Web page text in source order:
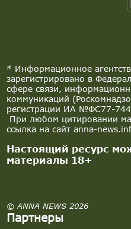
* Информационное
зарегистрировано в
сфере связи,
коммуникаций
регистрации ИА №ФС77-
При любом цитировании
ссылка на сайт anna-
Настоящий ресурс
материалы 18+
© ANNA NEWS 2026
Партнеры